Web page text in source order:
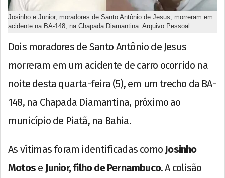
Josinho e Junior, moradores de Santo Antônio de Jesus, morreram em
acidente na BA-148, na Chapada Diamantina. Arquivo Pessoal
Dois moradores de Santo Antônio de Jesus
morreram em um acidente de carro ocorrido na
noite desta quarta-feira (5), em um trecho da BA-
148, na Chapada Diamantina, próximo ao
município de Piatã, na Bahia.
As vítimas foram identificadas como Josinho
Motos e Junior, filho de Pernambuco. A colisão